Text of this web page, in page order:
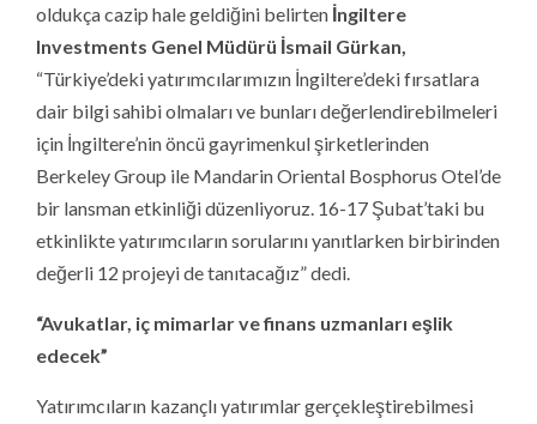
oldukça cazip hale geldiğini belirten İngiltere
Investments Genel Müdürü İsmail Gürkan,
“Türkiye’deki yatırımcılarımızın İngiltere’deki fırsatlara
dair bilgi sahibi olmaları ve bunları değerlendirebilmeleri
için İngiltere’nin öncü gayrimenkul şirketlerinden
Berkeley Group ile Mandarin Oriental Bosphorus Otel’de
bir lansman etkinliği düzenliyoruz. 16-17 Şubat’taki bu
etkinlikte yatırımcıların sorularını yanıtlarken birbirinden
değerli 12 projeyi de tanıtacağız” dedi.
“Avukatlar, iç mimarlar ve finans uzmanları eşlik
edecek”
Yatırımcıların kazançlı yatırımlar gerçekleştirebilmesi